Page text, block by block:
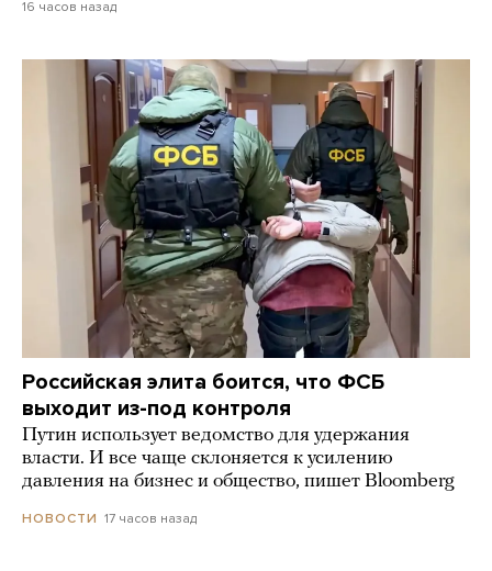
16 часов назад
Российская элита боится, что ФСБ
выходит из-под контроля
Путин использует ведомство для удержания
власти. И все чаще склоняется к усилению
давления на бизнес и общество, пишет Bloomberg
НОВОСТИ 17 часов назад